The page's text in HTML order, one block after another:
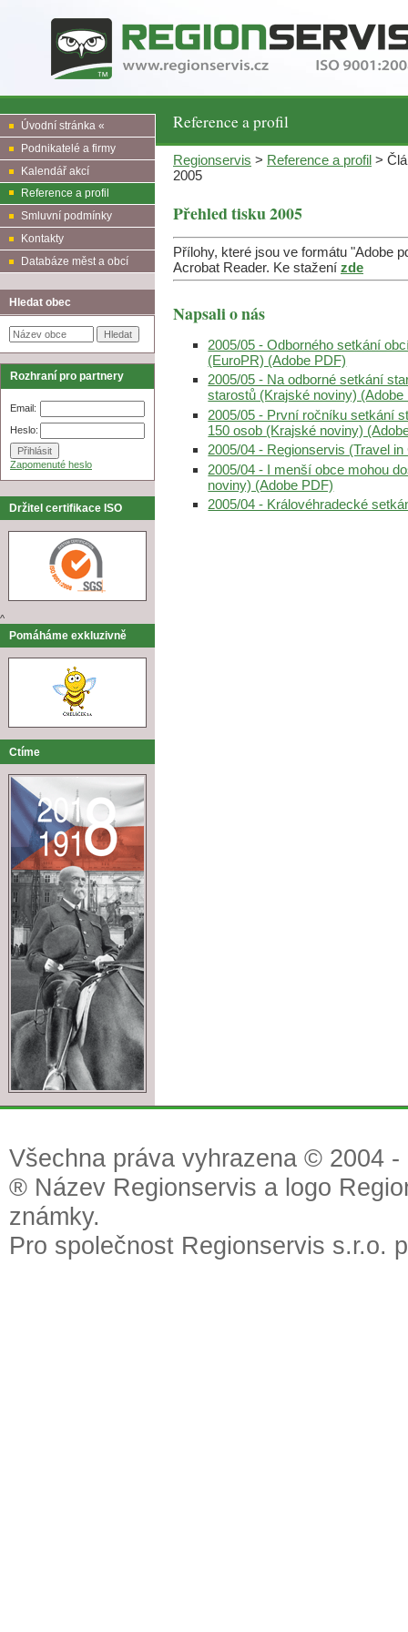
Reference a profil
Úvodní stránka «
Podnikatelé a firmy
Kalendář akcí
Reference a profil
Smluvní podmínky
Kontakty
Databáze měst a obcí
Hledat obec
Rozhraní pro partnery
Email:
Heslo:
Zapomenuté heslo
Držitel certifikace ISO
^
Pomáháme exkluzivně
Ctíme
Regionservis > Reference a profil >
2005
Přehled tisku 2005
Přílohy, které jsou ve formátu "Adobe
Acrobat Reader. Ke stažení zde
Napsali o nás
2005/05 - Odborného setkání
(EuroPR) (Adobe PDF)
2005/05 - Na odborné setkání
starostů (Krajské noviny) (Adobe
2005/05 - První ročníku setkání
150 osob (Krajské noviny)
2005/04 - Regionservis (Travel
2005/04 - I menší obce mohou
noviny) (Adobe PDF)
2005/04 - Královéhradecké
Všechna práva vyhrazena © 2004
® Název Regionservis a logo
známky.
Pro společnost Regionservis s.r.o.